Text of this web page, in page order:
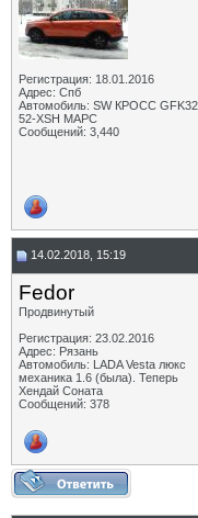
Регистрация: 18.01.2016
Адрес: Спб
Автомобиль: SW КРОСС
52-XSH МАРС
Сообщений: 3,440
14.02.2018, 15:19
Fedor
Продвинутый
Регистрация: 23.02.2016
Адрес: Рязань
Автомобиль: LADA Vesta люкс
механика 1.6 (была). Теперь
Хендай Соната
Сообщений: 378